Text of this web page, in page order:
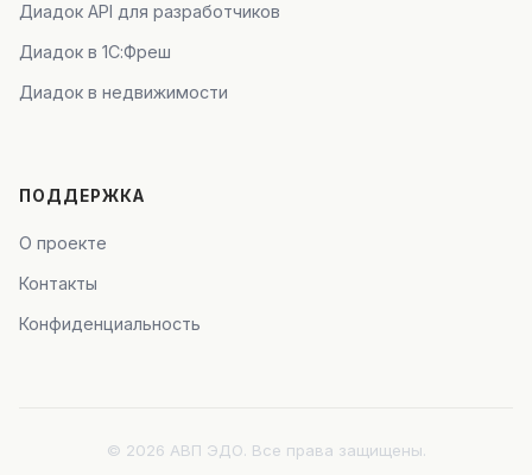
Диадок API для разработчиков
Диадок в 1С:Фреш
Диадок в недвижимости
ПОДДЕРЖКА
О проекте
Контакты
Конфиденциальность
© 2026 АВП ЭДО. Все права защищены.